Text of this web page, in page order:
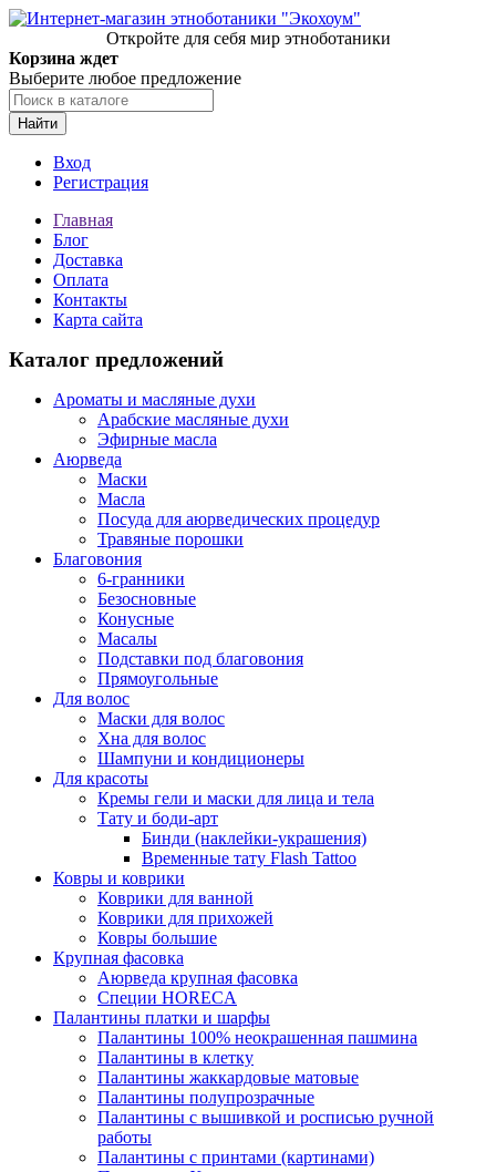
Откройте для себя мир этноботаники
Корзина ждет
Выберите любое предложение
Найти
Вход
Регистрация
Главная
Блог
Доставка
Оплата
Контакты
Карта сайта
Каталог предложений
Ароматы и масляные духи
Арабские масляные духи
Эфирные масла
Аюрведа
Маски
Масла
Посуда для аюрведических процедур
Травяные порошки
Благовония
6-гранники
Безосновные
Конусные
Масалы
Подставки под благовония
Прямоугольные
Для волос
Маски для волос
Хна для волос
Шампуни и кондиционеры
Для красоты
Кремы гели и маски для лица и тела
Тату и боди-арт
Бинди (наклейки-украшения)
Временные тату Flash Tattoo
Ковры и коврики
Коврики для ванной
Коврики для прихожей
Ковры большие
Крупная фасовка
Аюрведа крупная фасовка
Специи HORECA
Палантины платки и шарфы
Палантины 100% неокрашенная пашмина
Палантины в клетку
Палантины жаккардовые матовые
Палантины полупрозрачные
Палантины с вышивкой и росписью ручной
работы
Палантины с принтами (картинами)